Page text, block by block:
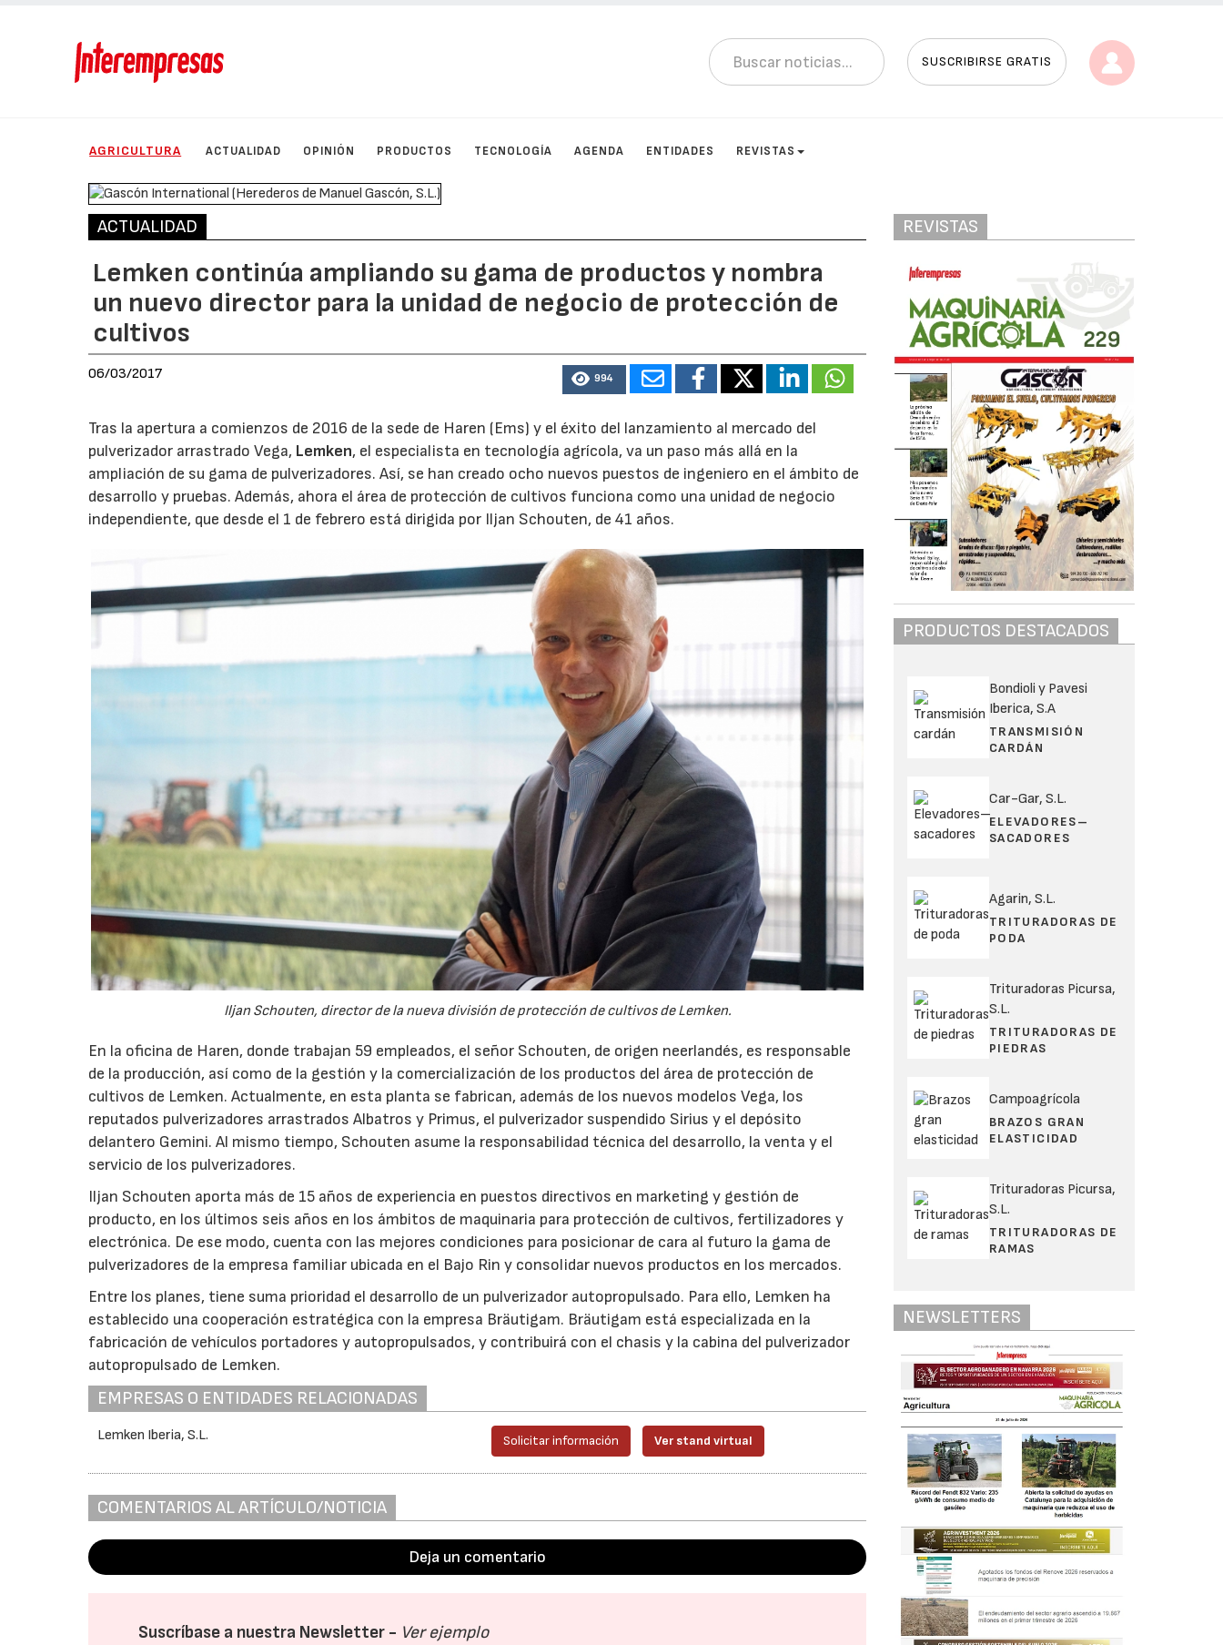
SUSCRIBIRSE GRATIS
AGRICULTURA ACTUALIDAD OPINIÓN PRODUCTOS TECNOLOGÍA AGENDA ENTIDADES REVISTAS
ACTUALIDAD
Lemken continúa ampliando su gama de productos y nombra
un nuevo director para la unidad de negocio de protección de
cultivos
06/03/2017 994
Tras la apertura a comienzos de 2016 de la sede de Haren (Ems) y el éxito del lanzamiento al mercado del
pulverizador arrastrado Vega, Lemken, el especialista en tecnología agrícola, va un paso más allá en la
ampliación de su gama de pulverizadores. Así, se han creado ocho nuevos puestos de ingeniero en el ámbito de
desarrollo y pruebas. Además, ahora el área de protección de cultivos funciona como una unidad de negocio
independiente, que desde el 1 de febrero está dirigida por Iljan Schouten, de 41 años.
Iljan Schouten, director de la nueva división de protección de cultivos de Lemken.
En la oficina de Haren, donde trabajan 59 empleados, el señor Schouten, de origen neerlandés, es responsable
de la producción, así como de la gestión y la comercialización de los productos del área de protección de
cultivos de Lemken. Actualmente, en esta planta se fabrican, además de los nuevos modelos Vega, los
reputados pulverizadores arrastrados Albatros y Primus, el pulverizador suspendido Sirius y el depósito
delantero Gemini. Al mismo tiempo, Schouten asume la responsabilidad técnica del desarrollo, la venta y el
servicio de los pulverizadores.
Iljan Schouten aporta más de 15 años de experiencia en puestos directivos en marketing y gestión de
producto, en los últimos seis años en los ámbitos de maquinaria para protección de cultivos, fertilizadores y
electrónica. De ese modo, cuenta con las mejores condiciones para posicionar de cara al futuro la gama de
pulverizadores de la empresa familiar ubicada en el Bajo Rin y consolidar nuevos productos en los mercados.
Entre los planes, tiene suma prioridad el desarrollo de un pulverizador autopropulsado. Para ello, Lemken ha
establecido una cooperación estratégica con la empresa Bräutigam. Bräutigam está especializada en la
fabricación de vehículos portadores y autopropulsados, y contribuirá con el chasis y la cabina del pulverizador
autopropulsado de Lemken.
EMPRESAS O ENTIDADES RELACIONADAS
Lemken Iberia, S.L. Solicitar información Ver stand virtual
COMENTARIOS AL ARTÍCULO/NOTICIA
Deja un comentario
Suscríbase a nuestra Newsletter - Ver ejemplo
REVISTAS
PRODUCTOS DESTACADOS
Bondioli y Pavesi
Iberica, S.A
TRANSMISIÓN
CARDÁN
Car-Gar, S.L.
ELEVADORES–
SACADORES
Agarin, S.L.
TRITURADORAS DE
PODA
Trituradoras Picursa,
S.L.
TRITURADORAS DE
PIEDRAS
Campoagrícola
BRAZOS GRAN
ELASTICIDAD
Trituradoras Picursa,
S.L.
TRITURADORAS DE
RAMAS
NEWSLETTERS